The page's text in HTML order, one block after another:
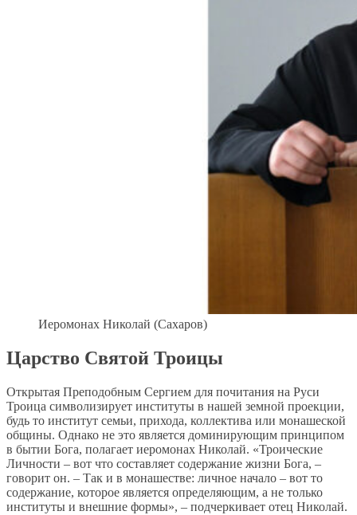
Иеромонах Николай (Сахаров)
Царство Святой Троицы
Открытая Преподобным Сергием для почитания на Руси
Троица символизирует институты в нашей земной проекции,
будь то институт семьи, прихода, коллектива или монашеской
общины. Однако не это является доминирующим принципом
в бытии Бога, полагает иеромонах Николай. «Троические
Личности – вот что составляет содержание жизни Бога, –
говорит он. – Так и в монашестве: личное начало – вот то
содержание, которое является определяющим, а не только
институты и внешние формы», – подчеркивает отец Николай.